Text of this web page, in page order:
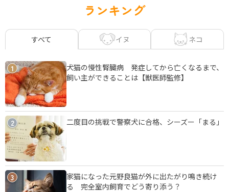
ランキング
すべて イヌ ネコ
1
犬猫の慢性腎臓病 発症してから亡くなるまで、
飼い主ができることは【獣医師監修】
2 二度目の挑戦で警察犬に合格、シーズー「まる」
3
家猫になった元野良猫が外に出たがり鳴き続け
る 完全室内飼育でどう寄り添う？